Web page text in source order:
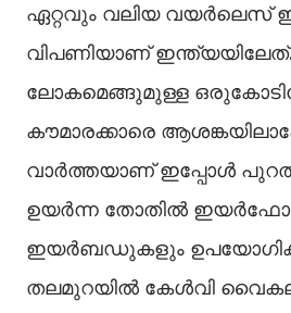
ഏറ്റവും വലിയ
വിപണിയാണ്
ലോകമെങ്ങുമുള്ള
കൗമാരക്കാരെ
വാര്‍ത്തയാണ് ഇപ്പോള്‍
ഉയര്‍ന്ന തോതില്‍
ഇയര്‍ബഡുകളും
തലമുറയില്‍ കേള്‍വി